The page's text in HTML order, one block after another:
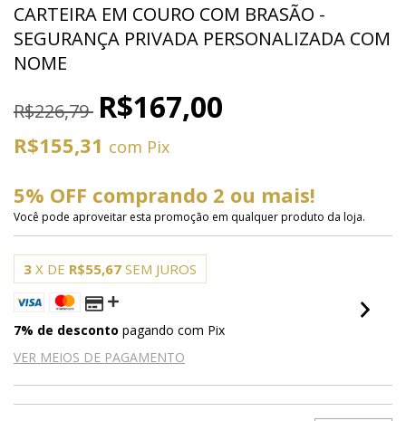
CARTEIRA EM COURO COM BRASÃO -
SEGURANÇA PRIVADA PERSONALIZADA COM
NOME
R$226,79 R$167,00
R$155,31 com Pix
5% OFF comprando 2 ou mais!
Você pode aproveitar esta promoção em qualquer produto da loja.
3 X DE R$55,67 SEM JUROS
7% de desconto pagando com Pix
VER MEIOS DE PAGAMENTO